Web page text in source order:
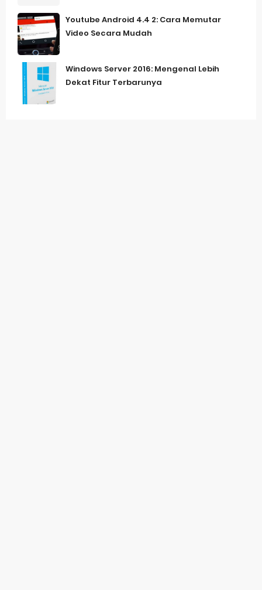
Youtube Android 4.4 2: Cara Memutar
Video Secara Mudah
Windows Server 2016: Mengenal Lebih
Dekat Fitur Terbarunya